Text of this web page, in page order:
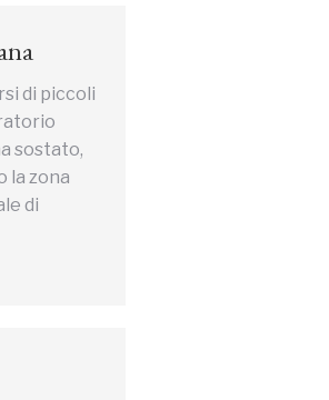
di piccoli
sostato,
la zona
di